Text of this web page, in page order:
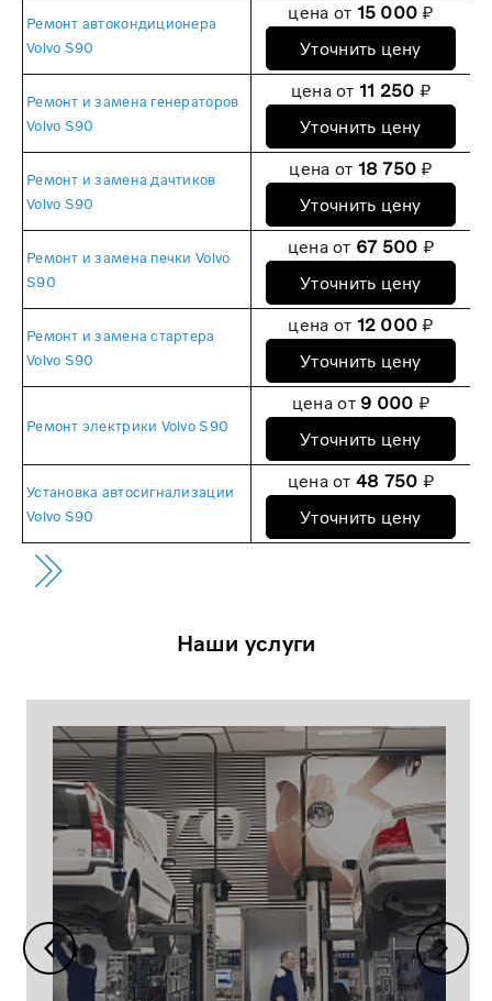
Ремонт автокондиционера
Volvo S90
цена от 15 000 ₽
Уточнить цену
Ремонт и замена генераторов
Volvo S90
цена от 11 250 ₽
Уточнить цену
Ремонт и замена дачтиков
Volvo S90
цена от 18 750 ₽
Уточнить цену
Ремонт и замена печки Volvo
S90
цена от 67 500 ₽
Уточнить цену
Ремонт и замена стартера
Volvo S90
цена от 12 000 ₽
Уточнить цену
Ремонт электрики Volvo S90
цена от 9 000 ₽
Уточнить цену
Установка автосигнализации
Volvo S90
цена от 48 750 ₽
Уточнить цену
Наши услуги